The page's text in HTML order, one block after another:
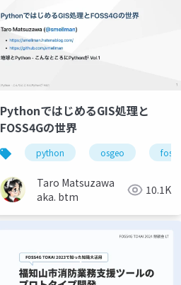
PythonではじめるGIS処理と
FOSS4Gの世界
python osgeo foss4g
Taro Matsuzawa
aka. btm
10.1K